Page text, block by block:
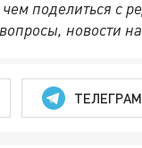
чем поделиться с
новости
ТЕЛЕГРАМ